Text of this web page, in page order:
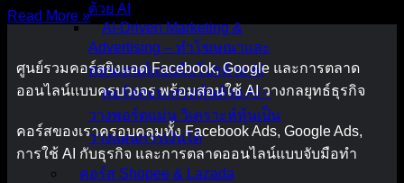
ด้วย AI
AI-Driven Marketing &
Advertising – ทำโฆษณาและ
คอนเทนต์แบบมือโปรด้วย AI
คอร์สสอนเทรดหุ้นด้วย AI –
วางพอร์ตแม่น วิเคราะห์หุ้นเป็น
วางแผนการเงินได้
คอร์ส Shopee & Lazada
Read More »
ศูนย์รวมคอร์สยิงแอด Facebook, Google และการตลาด
ออนไลน์แบบครบวงจร พร้อมสอนใช้ AI วางกลยุทธ์ธุรกิจ
คอร์สของเราครอบคลุมทั้ง Facebook Ads, Google Ads,
การใช้ AI กับธุรกิจ และการตลาดออนไลน์แบบจับมือทำ